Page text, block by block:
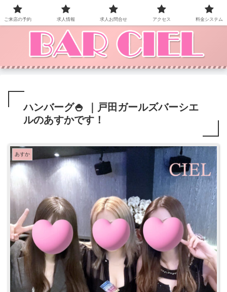
BAR CIEL！ご来店お待ちしています。
ハンバーグ🍚 ｜戸田ガールズバーシエ
ルのあすかです！
あすか
ご来店の予約 求人情報 求人お問合せ アクセス 料金システム